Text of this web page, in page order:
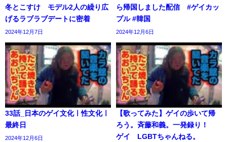
冬とこすけ モデル2人の繰り広
げるラブラブデートに密着
2024年12月7日
ら帰国しました配信 #ゲイカッ
プル #韓国
2024年12月6日
33話_日本のゲイ文化ㅣ性文化ㅣ
最終日
2024年12月6日
【歌ってみた】ゲイの歩いて帰
ろう。斉藤和義。一発録り！
ゲイ LGBTちゃんねる。